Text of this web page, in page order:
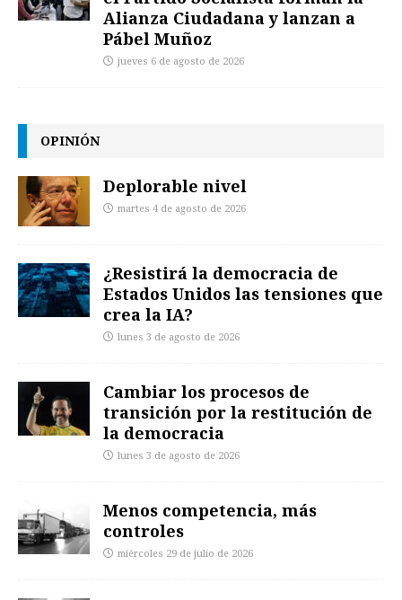
Alianza Ciudadana y lanzan a
Pábel Muñoz
jueves 6 de agosto de 2026
OPINIÓN
Deplorable nivel
martes 4 de agosto de 2026
¿Resistirá la democracia de
Estados Unidos las tensiones que
crea la IA?
lunes 3 de agosto de 2026
Cambiar los procesos de
transición por la restitución de
la democracia
lunes 3 de agosto de 2026
Menos competencia, más
controles
miércoles 29 de julio de 2026